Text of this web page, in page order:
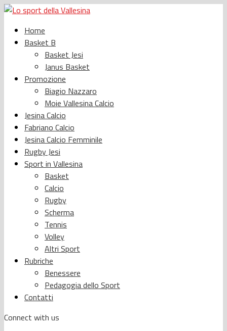
Home
Basket B
Basket Jesi
Janus Basket
Promozione
Biagio Nazzaro
Moie Vallesina Calcio
Jesina Calcio
Fabriano Calcio
Jesina Calcio Femminile
Rugby Jesi
Sport in Vallesina
Basket
Calcio
Rugby
Scherma
Tennis
Volley
Altri Sport
Rubriche
Benessere
Pedagogia dello Sport
Contatti
Connect with us